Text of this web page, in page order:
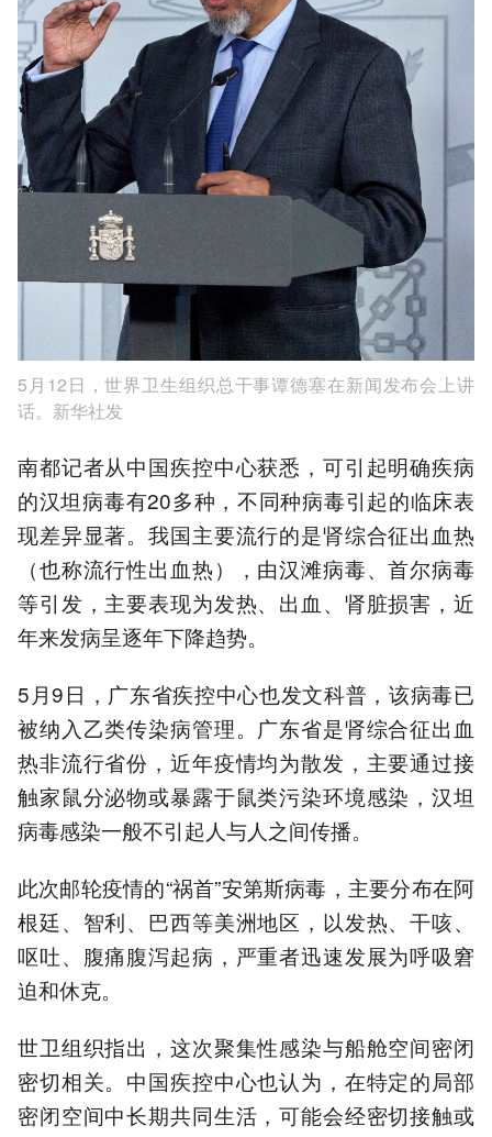
5月12日，世界卫生组织总干事谭德塞在新闻发布会上讲
话。新华社发
南都记者从中国疾控中心获悉，可引起明确疾病
的汉坦病毒有20多种，不同种病毒引起的临床表
现差异显著。我国主要流行的是肾综合征出血热
（也称流行性出血热），由汉滩病毒、首尔病毒
等引发，主要表现为发热、出血、肾脏损害，近
年来发病呈逐年下降趋势。
5月9日，广东省疾控中心也发文科普，该病毒已
被纳入乙类传染病管理。广东省是肾综合征出血
热非流行省份，近年疫情均为散发，主要通过接
触家鼠分泌物或暴露于鼠类污染环境感染，汉坦
病毒感染一般不引起人与人之间传播。
此次邮轮疫情的“祸首”安第斯病毒，主要分布在阿
根廷、智利、巴西等美洲地区，以发热、干咳、
呕吐、腹痛腹泻起病，严重者迅速发展为呼吸窘
迫和休克。
世卫组织指出，这次聚集性感染与船舱空间密闭
密切相关。中国疾控中心也认为，在特定的局部
密闭空间中长期共同生活，可能会经密切接触或